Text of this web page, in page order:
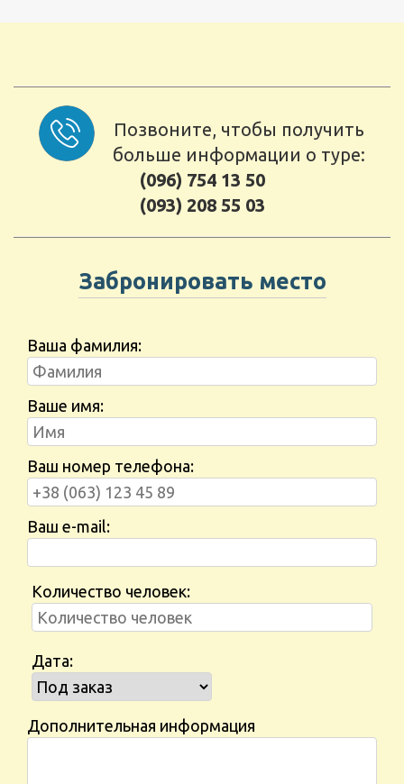
Позвоните, чтобы получить
больше информации о туре:
(096) 754 13 50
(093) 208 55 03
Забронировать место
Ваша фамилия:
Ваше имя:
Ваш номер телефона:
Ваш e-mail:
Количество человек:
Дата:
Дополнительная информация